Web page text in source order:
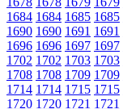
1684 1684 1685 1685
1690 1690 1691 1691
1696 1696 1697 1697
1702 1702 1703 1703
1708 1708 1709 1709
1714 1714 1715 1715
1720 1720 1721 1721